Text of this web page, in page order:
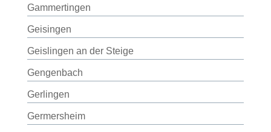
Gammertingen
Geisingen
Geislingen an der Steige
Gengenbach
Gerlingen
Germersheim